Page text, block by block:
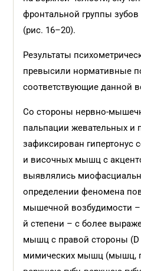
фронтальной группы
(рис. 16–20).
Результаты
превысили нормативные
соответствующие данной
Со стороны нервно-
пальпации жевательных
зафиксирован гипертонус
и височных мышц с
выявлялись
определении феномена
мышечной возбудимости
й степени – с более
мышц с правой стороны (D
мимических мышц (мышц,